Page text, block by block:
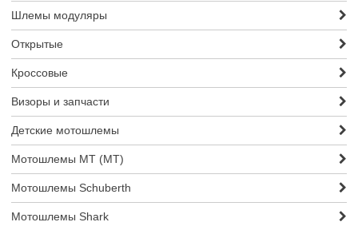
Шлемы модуляры
Открытые
Кросcовые
Визоры и запчасти
Детские мотошлемы
Мотошлемы MT (МТ)
Мотошлемы Schuberth
Мотошлемы Shark